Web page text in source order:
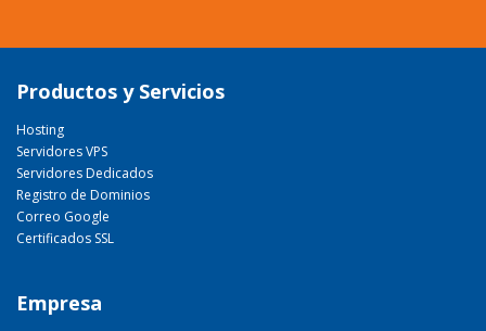
Productos y Servicios
Hosting
Servidores VPS
Servidores Dedicados
Registro de Dominios
Correo Google
Certificados SSL
Empresa